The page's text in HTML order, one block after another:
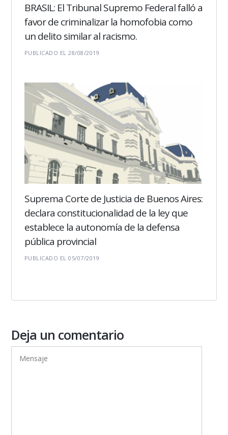
BRASIL: El Tribunal Supremo Federal falló a
favor de criminalizar la homofobia como
un delito similar al racismo.
PUBLICADO EL 28/08/2019
Suprema Corte de Justicia de Buenos Aires:
declara constitucionalidad de la ley que
establece la autonomía de la defensa
pública provincial
PUBLICADO EL 05/07/2019
Deja un comentario